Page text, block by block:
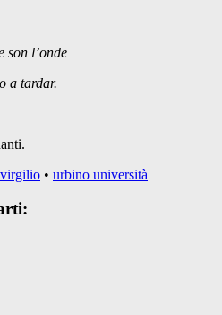
son l’onde
a tardar.
• urbino università